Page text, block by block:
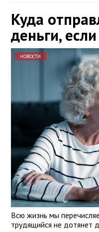
Куда
деньги,
НОВОСТИ
Всю жизнь мы
трудящийся не дотянет